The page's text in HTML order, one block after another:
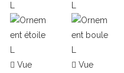
Vue
Vue